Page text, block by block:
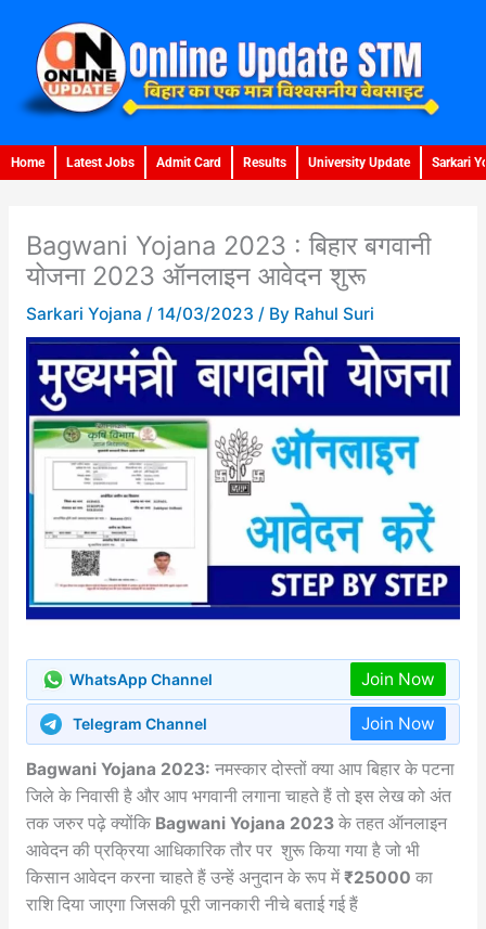
content
Home Latest Jobs Admit Card Results University Update Sarkari
Bagwani Yojana 2023 : बिहार बगवानी
योजना 2023 ऑनलाइन आवेदन शुरू
Sarkari Yojana / 14/03/2023 / By Rahul Suri
WhatsApp Channel Join Now
Telegram Channel Join Now
Bagwani Yojana 2023: नमस्कार दोस्तों क्या आप बिहार के पटना
जिले के निवासी है और आप भगवानी लगाना चाहते हैं तो इस लेख को अंत
तक जरुर पढ़े क्योंकि Bagwani Yojana 2023के तहत ऑनलाइन
आवेदन की प्रक्रिया आधिकारिक तौर पर शुरू किया गया है जो भी
किसान आवेदन करना चाहते हैं उन्हें अनुदान के रूप में₹25000 का
राशि दिया जाएगा जिसकी पूरी जानकारी नीचे बताई गई हैं